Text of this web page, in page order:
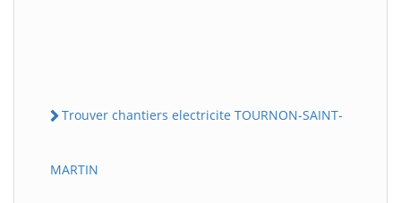
Trouver chantiers electricite TOURNON-SAINT-
MARTIN